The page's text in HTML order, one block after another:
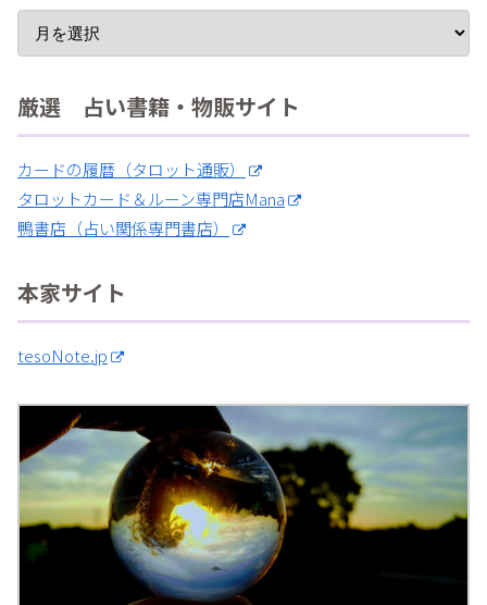
厳選 占い書籍・物販サイト
カードの履暦（タロット通販）
タロットカード＆ルーン専門店Mana
鴨書店（占い関係専門書店）
本家サイト
tesoNote.jp